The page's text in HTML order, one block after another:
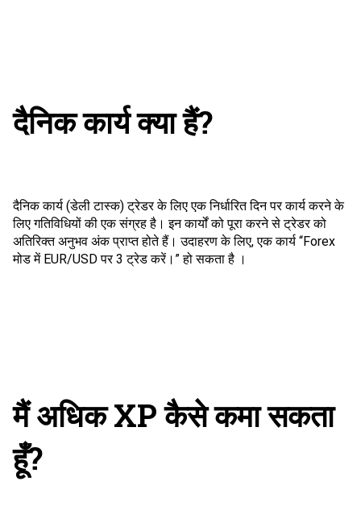
दैनिक कार्य क्या हैं?
दैनिक कार्य (डेली टास्क) ट्रेडर के लिए एक निर्धारित दिन पर कार्य करने के
लिए गतिविधियों की एक संग्रह है। इन कार्यों को पूरा करने से ट्रेडर को
अतिरिक्त अनुभव अंक प्राप्त होते हैं। उदाहरण के लिए, एक कार्य “Forex
मोड में EUR/USD पर 3 ट्रेड करें।” हो सकता है ।
मैं अधिक XP कैसे कमा सकता
हूँ?